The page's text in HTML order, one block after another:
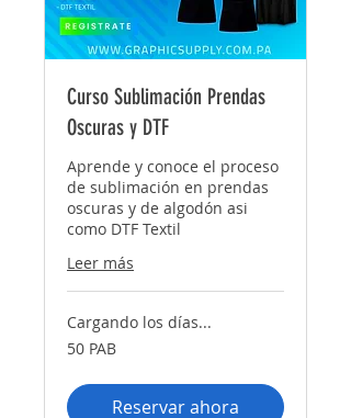
Curso Sublimación Prendas
Oscuras y DTF
Aprende y conoce el proceso
de sublimación en prendas
oscuras y de algodón asi
como DTF Textil
Leer más
Cargando los días...
50
balboas
50 PAB
Reservar ahora